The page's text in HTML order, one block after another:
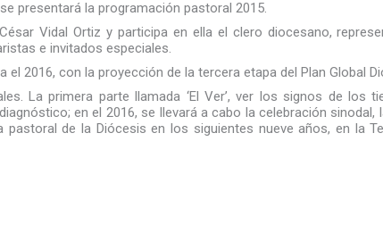
presentará la programación pastoral 2015.
Vidal Ortiz y participa en ella el clero diocesano,
e invitados especiales.
2016, con la proyección de la tercera etapa del Plan Global
La primera parte llamada ‘El Ver’, ver los signos de los
en el 2016, se llevará a cabo la celebración
de la Diócesis en los siguientes nueve años, en la